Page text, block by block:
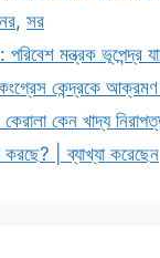
, সর
মন্ত্রক ভূপেন্দ্র
কংগ্রেস কেন্দ্রকে
কেরালা কেন খাদ্য
করছে? | ব্যাখ্যা করেছেন